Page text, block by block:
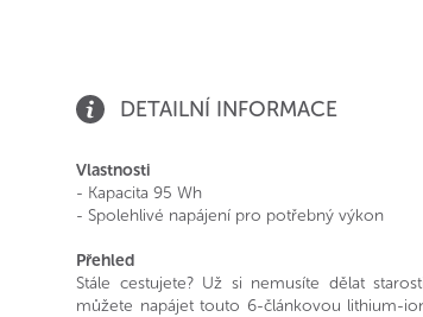
DETAILNÍ INFORMACE
Vlastnosti
- Kapacita 95 Wh
- Spolehlivé napájení pro potřebný výkon
Přehled
Stále cestujete? Už si nemusíte dělat
můžete napájet touto 6-článkovou lithium-